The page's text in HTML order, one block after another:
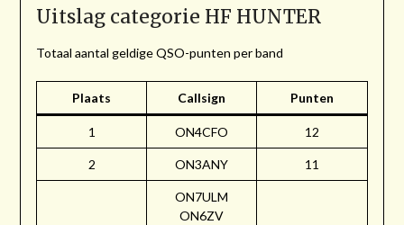
Uitslag categorie HF HUNTER
Totaal aantal geldige QSO-punten per band
Plaats Callsign Punten
1 ON4CFO 12
2 ON3ANY 11
ON7ULM
ON6ZV